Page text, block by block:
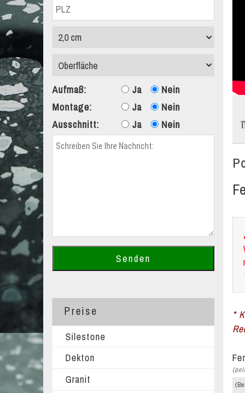
*
Aufmaß: Ja
Nein
Montage:
Ja
Nein
Ausschnitt:
Ja Nein
Preise
Silestone
Dekton
Granit